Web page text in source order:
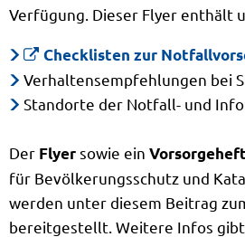
Verfügung. Dieser Flyer enthält
Checklisten zur
Verhaltensempfehlungen bei
Standorte der Notfall- und
Der Flyersowie ein Vorsorgeheft
für Bevölkerungsschutz und
werden unter diesem Beitrag
bereitgestellt. Weitere Infos